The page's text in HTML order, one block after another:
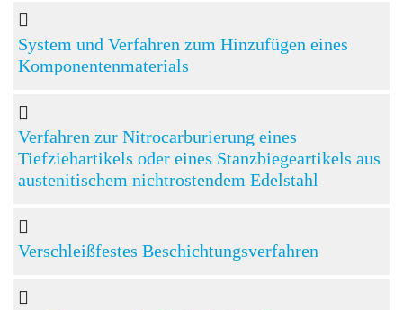
System und Verfahren zum Hinzufügen eines
Komponentenmaterials
Verfahren zur Nitrocarburierung eines
Tiefziehartikels oder eines Stanzbiegeartikels aus
austenitischem nichtrostendem Edelstahl
Verschleißfestes Beschichtungsverfahren